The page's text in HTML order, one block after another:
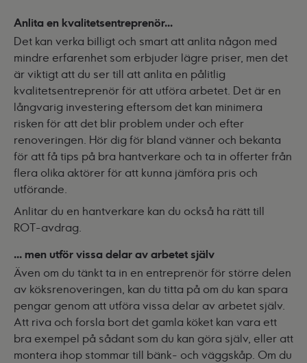
Anlita en kvalitetsentreprenör...
Det kan verka billigt och smart att anlita någon med
mindre erfarenhet som erbjuder lägre priser, men det
är viktigt att du ser till att anlita en pålitlig
kvalitetsentreprenör för att utföra arbetet. Det är en
långvarig investering eftersom det kan minimera
risken för att det blir problem under och efter
renoveringen. Hör dig för bland vänner och bekanta
för att få tips på bra hantverkare och ta in offerter från
flera olika aktörer för att kunna jämföra pris och
utförande.
Anlitar du en hantverkare kan du också ha rätt till
ROT-avdrag.
… men utför vissa delar av arbetet själv
Även om du tänkt ta in en entreprenör för större delen
av köksrenoveringen, kan du titta på om du kan spara
pengar genom att utföra vissa delar av arbetet själv.
Att riva och forsla bort det gamla köket kan vara ett
bra exempel på sådant som du kan göra själv, eller att
montera ihop stommar till bänk- och väggskåp. Om du